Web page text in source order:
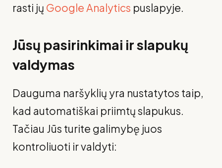
rasti jų Google Analytics puslapyje.
Jūsų pasirinkimai ir slapukų
valdymas
Dauguma naršyklių yra nustatytos taip,
kad automatiškai priimtų slapukus.
Tačiau Jūs turite galimybę juos
kontroliuoti ir valdyti: